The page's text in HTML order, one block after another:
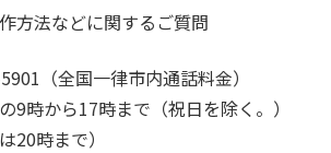
方法などに関するご質問
（全国一律市内通話料金）
9時から17時まで（祝日を除く。）
20時まで）